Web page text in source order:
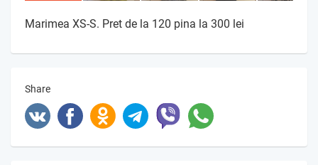
Marimea XS-S. Pret de la 120 pina la 300 lei
Share